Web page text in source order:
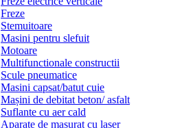
Freze
Stemuitoare
Masini pentru slefuit
Motoare
Multifunctionale constructii
Scule pneumatice
Masini capsat/batut cuie
Mașini de debitat beton/ asfalt
Suflante cu aer cald
Aparate de masurat cu laser